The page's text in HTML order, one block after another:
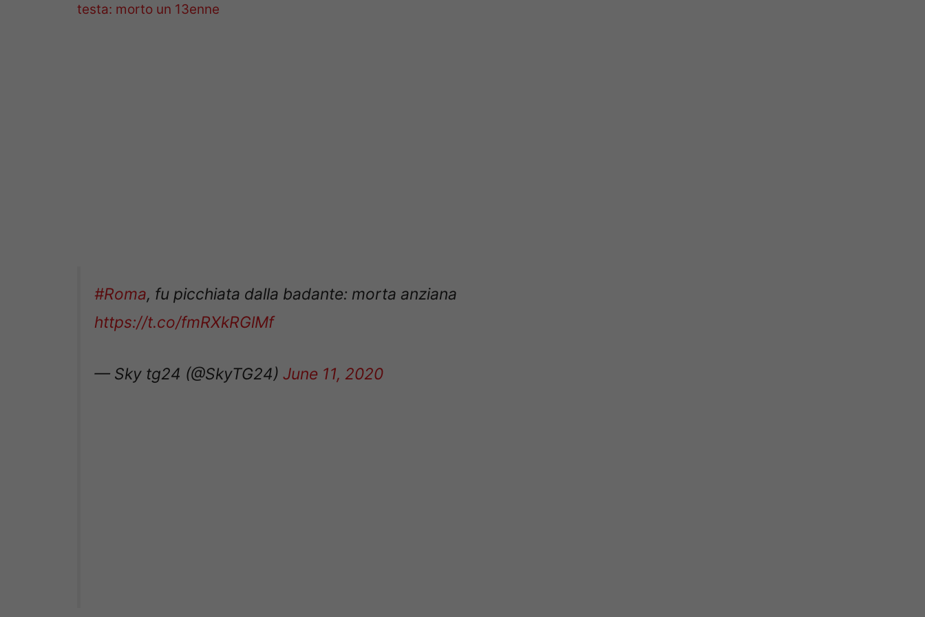
testa: morto un 13enne
#Roma, fu picchiata dalla badante: morta anziana
https://t.co/fmRXkRGlMf
— Sky tg24 (@SkyTG24) June 11, 2020